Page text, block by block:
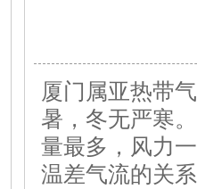
厦门属亚热带
暑，冬无严寒
量最多，风力
温差气流的关